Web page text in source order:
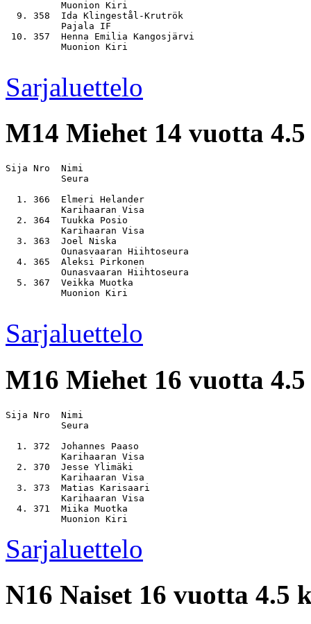
          Muonion Kiri
9. 358  Ida Klingestål-Krutrök
          Pajala IF
10. 357  Henna Emilia Kangosjärvi
          Muonion Kiri
Sarjaluettelo
M14 Miehet 14 vuotta
Sija Nro  Nimi
          Seura
1. 366  Elmeri Helander
          Karihaaran Visa
2. 364  Tuukka Posio
          Karihaaran Visa
3. 363  Joel Niska
          Ounasvaaran Hiihtoseura
4. 365  Aleksi Pirkonen
          Ounasvaaran Hiihtoseura
5. 367  Veikka Muotka
          Muonion Kiri
Sarjaluettelo
M16 Miehet 16 vuotta
Sija Nro  Nimi
          Seura
1. 372  Johannes Paaso
          Karihaaran Visa
2. 370  Jesse Ylimäki
          Karihaaran Visa
3. 373  Matias Karisaari
          Karihaaran Visa
4. 371  Miika Muotka
Sarjaluettelo
N16 Naiset 16 vuotta 4.5